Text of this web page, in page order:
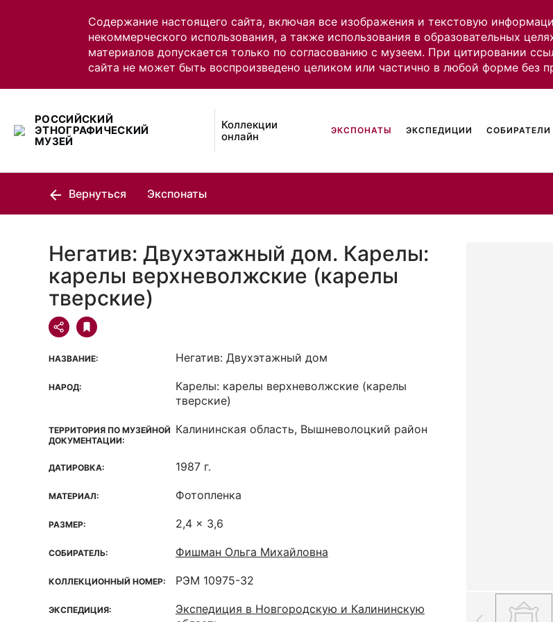
Содержание настоящего сайта, включая все изображения и текстовую
некоммерческого использования, а также использования в образовательных
материалов допускается только по согласованию с музеем. При цитировании
сайта не может быть воспроизведено целиком или частично в любой форме без
РОССИЙСКИЙ
ЭТНОГРАФИЧЕСКИЙ
МУЗЕЙ
Коллекции
онлайн
ЭКСПОНАТЫ ЭКСПЕДИЦИИ СОБИРАТЕЛИ
Вернуться Экспонаты
Негатив: Двухэтажный дом. Карелы:
карелы верхневолжские (карелы
тверские)
НАЗВАНИЕ: Негатив: Двухэтажный дом
НАРОД:
Карелы: карелы верхневолжские (карелы
тверские)
ТЕРРИТОРИЯ ПО МУЗЕЙНОЙ
ДОКУМЕНТАЦИИ:
Калининская область, Вышневолоцкий район
ДАТИРОВКА: 1987 г.
МАТЕРИАЛ: Фотопленка
РАЗМЕР: 2,4 x 3,6
СОБИРАТЕЛЬ: Фишман Ольга Михайловна
КОЛЛЕКЦИОННЫЙ НОМЕР: РЭМ 10975-32
ЭКСПЕДИЦИЯ:
Экспедиция в Новгородскую и Калининскую